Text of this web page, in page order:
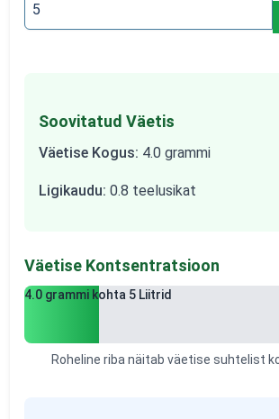
Soovitatud Väetis
Väetise Kogus: 4.0 grammi
Ligikaudu: 0.8 teelusikat
Väetise Kontsentratsioon
4.0 grammi kohta 5 Liitrid
Roheline riba näitab väetise suhtelist